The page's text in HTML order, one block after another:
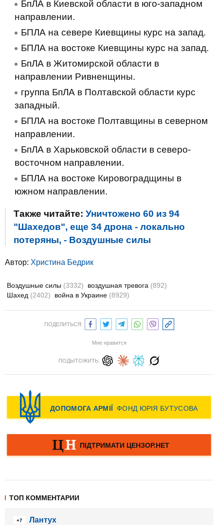
БпЛА в Киевской области в юго-западном
направлении.
БПЛА на севере Киевщины курс на запад.
БПЛА на востоке Киевщины курс на запад.
БпЛА в Житомирской области в
направлении Ривненщины.
группа БпЛА в Полтавской области курс
западный.
БПЛА на востоке Полтавщины в северном
направлении.
БпЛА в Харьковской области в северо-
восточном направлении.
БПЛА на востоке Кировоградщины в
южном направлении.
Также читайте: Уничтожено 60 из 94
"Шахедов", еще 34 дрона - локально
потеряны, - Воздушные силы
Автор: Христина Бедрик
Воздушные силы (3332) воздушная тревога (892)
Шахед (2402) война в Украине (8929)
ПОДЕЛИТЬСЯ:
Мне нравится
ПОДЫТОЖИТЬ:
ТОП КОММЕНТАРИИ
+7
Лантух